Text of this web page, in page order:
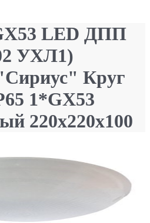
LED ДПП
УХЛ1)
Круг
1*GX53
220х220х100